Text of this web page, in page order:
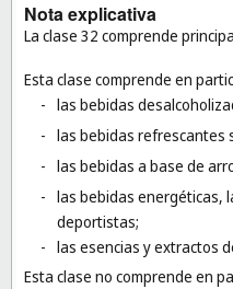
Nota explicativa
La clase 32 comprende
Esta clase comprende en
- las bebidas
- las bebidas refrescantes
- las bebidas a base de
- las bebidas energéticas,
deportistas;
- las esencias y extractos
Esta clase no comprende en